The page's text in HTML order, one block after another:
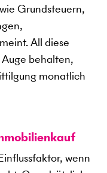
Grundsteuern,
All diese
behalten,
monatlich
wenn